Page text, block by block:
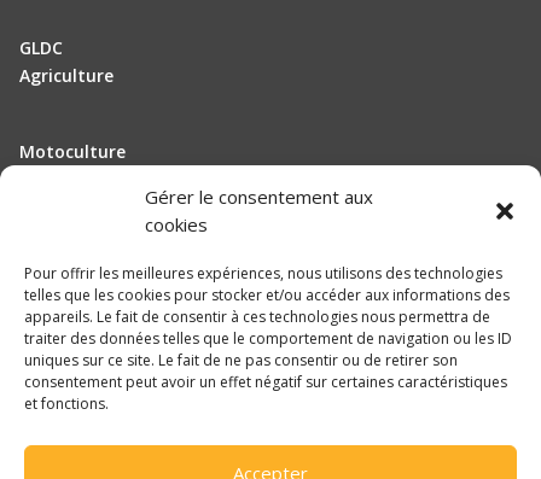
Gérer le consentement aux
cookies
Pour offrir les meilleures expériences, nous utilisons des technologies
telles que les cookies pour stocker et/ou accéder aux informations des
appareils. Le fait de consentir à ces technologies nous permettra de
traiter des données telles que le comportement de navigation ou les ID
uniques sur ce site. Le fait de ne pas consentir ou de retirer son
consentement peut avoir un effet négatif sur certaines caractéristiques
et fonctions.
Accepter
GLDC
Agriculture
Motoculture
Recrutement
Mentions légales
Politique de confidentialité